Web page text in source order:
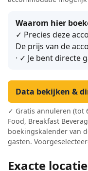
Waarom hier
✓ Precies deze
De prijs van de
· ✓ Je bent directe
Data bekijken &
✓ Gratis annuleren (tot
Food, Breakfast
boekingskalender van
gasten.
Exacte locatie